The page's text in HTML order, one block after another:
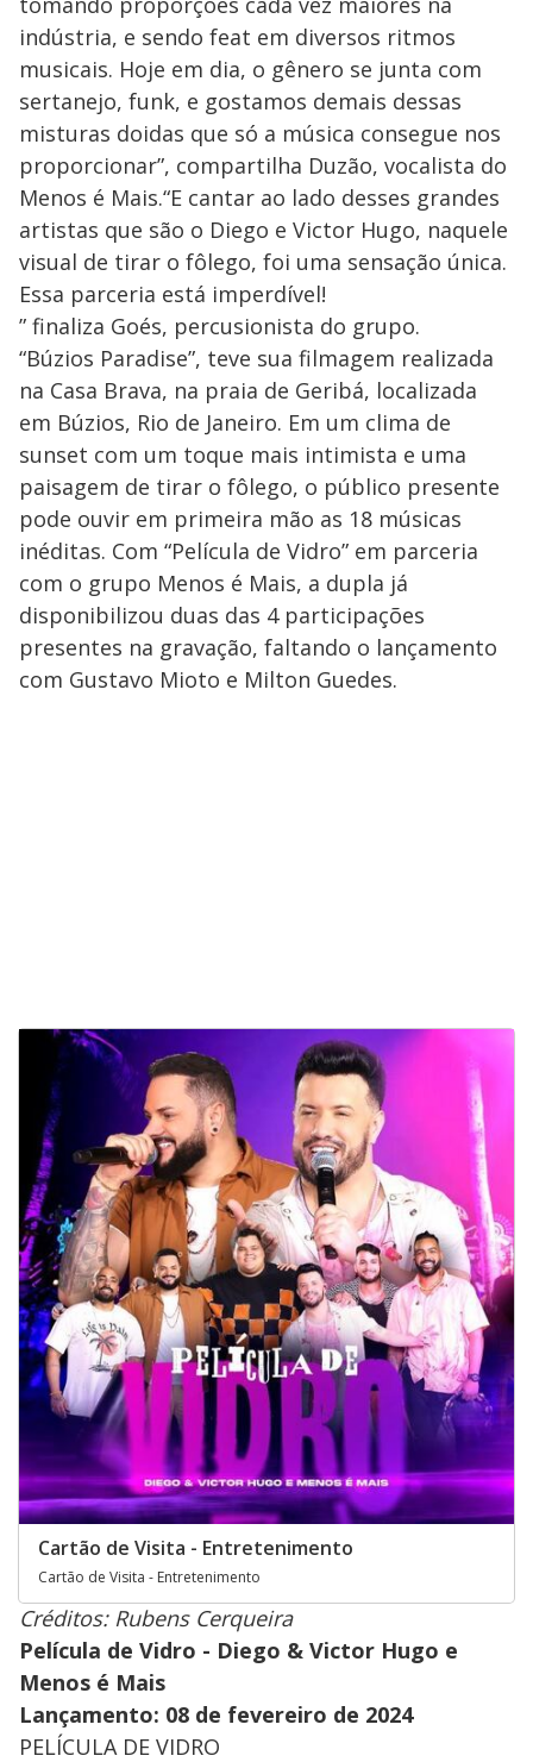
indústria, e sendo feat em diversos ritmos
musicais. Hoje em dia, o gênero se junta com
sertanejo, funk, e gostamos demais dessas
misturas doidas que só a música consegue nos
proporcionar”, compartilha Duzão, vocalista do
Menos é Mais.“E cantar ao lado desses grandes
artistas que são o Diego e Victor Hugo, naquele
visual de tirar o fôlego, foi uma sensação única.
Essa parceria está imperdível!
” finaliza Goés, percusionista do grupo.
“Búzios Paradise”, teve sua filmagem realizada
na Casa Brava, na praia de Geribá, localizada
em Búzios, Rio de Janeiro. Em um clima de
sunset com um toque mais intimista e uma
paisagem de tirar o fôlego, o público presente
pode ouvir em primeira mão as 18 músicas
inéditas. Com “Película de Vidro” em parceria
com o grupo Menos é Mais, a dupla já
disponibilizou duas das 4 participações
presentes na gravação, faltando o lançamento
com Gustavo Mioto e Milton Guedes.
Cartão de Visita - Entretenimento
Cartão de Visita - Entretenimento
Créditos: Rubens Cerqueira
Película de Vidro - Diego & Victor Hugo e
Menos é Mais
Lançamento: 08 de fevereiro de 2024
PELÍCULA DE VIDRO